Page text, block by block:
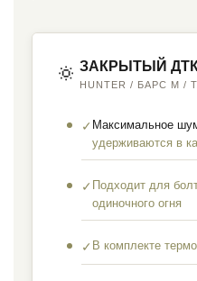
🔅 ЗАКРЫТЫЙ
HUNTER / БАРС М /
✓ Максимальное
удерживаются в
✓ Подходит для
одиночного огня
✓ В комплекте